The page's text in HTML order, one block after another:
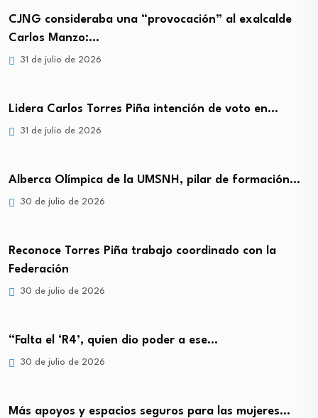
CJNG consideraba una “provocación” al exalcalde
Carlos Manzo:…
31 de julio de 2026
Lidera Carlos Torres Piña intención de voto en…
31 de julio de 2026
Alberca Olímpica de la UMSNH, pilar de formación…
30 de julio de 2026
Reconoce Torres Piña trabajo coordinado con la
Federación
30 de julio de 2026
“Falta el ‘R4’, quien dio poder a ese…
30 de julio de 2026
Más apoyos y espacios seguros para las mujeres…